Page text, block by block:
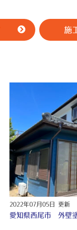
施
2022年07月05日 更新